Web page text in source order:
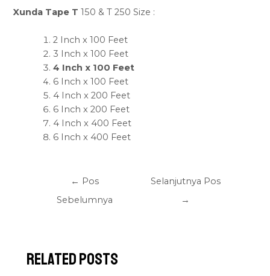
Xunda Tape T 150 & T 250 Size :
2 Inch x 100 Feet
3 Inch x 100 Feet
4 Inch x 100 Feet
6 Inch x 100 Feet
4 Inch x 200 Feet
6 Inch x 200 Feet
4 Inch x 400 Feet
6 Inch x 400 Feet
← Pos
Sebelumnya
Selanjutnya Pos
→
Related Posts